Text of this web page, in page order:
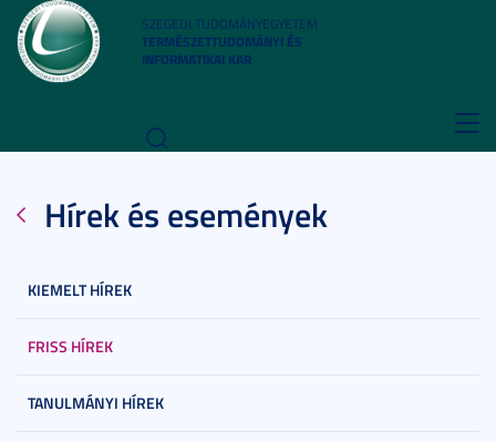
SZEGEDI TUDOMÁNYEGYETEM
TERMÉSZETTUDOMÁNYI ÉS
INFORMATIKAI KAR
Hírek és események
KIEMELT HÍREK
FRISS HÍREK
TANULMÁNYI HÍREK